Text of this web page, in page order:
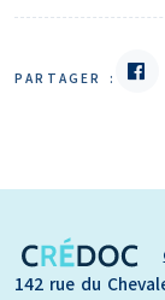
PARTAGER :
142 rue du